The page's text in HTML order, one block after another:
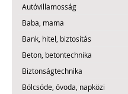
Autóvillamosság
Baba, mama
Bank, hitel, biztosítás
Beton, betontechnika
Biztonságtechnika
Bölcsöde, óvoda, napközi